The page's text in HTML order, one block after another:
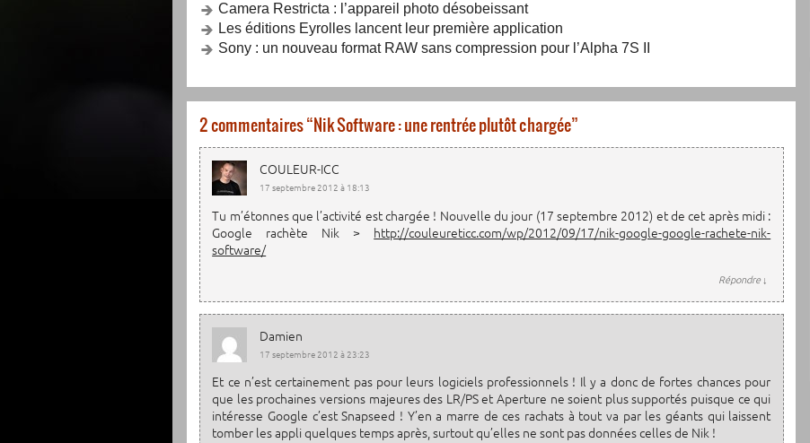
Camera Restricta : l’appareil photo désobeissant
Les éditions Eyrolles lancent leur première application
Sony : un nouveau format RAW sans compression pour l’Alpha 7S II
2 commentaires “Nik Software : une rentrée plutôt chargée”
COULEUR-ICC
17 septembre 2012 à 18:13
Tu m’étonnes que l’activité est chargée ! Nouvelle du jour (17 septembre 2012) et de cet après midi :
Google rachète Nik > http://couleureticc.com/wp/2012/09/17/nik-google-google-rachete-nik-
software/
Répondre↓
Damien
17 septembre 2012 à 23:23
Et ce n’est certainement pas pour leurs logiciels professionnels ! Il y a donc de fortes chances pour
que les prochaines versions majeures des LR/PS et Aperture ne soient plus supportés puisque ce qui
intéresse Google c’est Snapseed ! Y’en a marre de ces rachats à tout va par les géants qui laissent
tomber les appli quelques temps après, surtout qu’elles ne sont pas données celles de Nik !